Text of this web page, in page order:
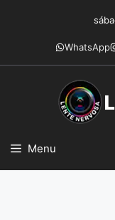
conteúdo
WhatsApp
Menu